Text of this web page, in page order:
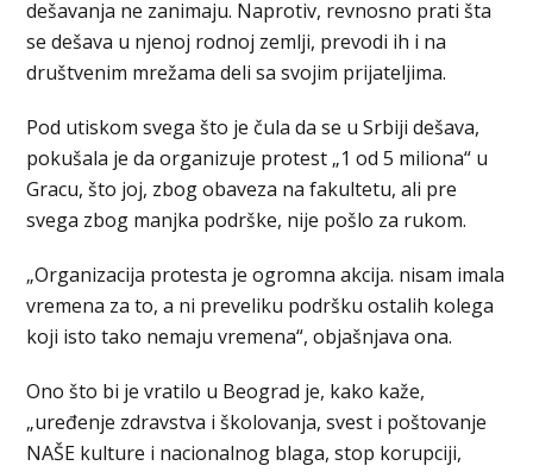
dešavanja ne zanimaju. Naprotiv, revnosno prati šta
se dešava u njenoj rodnoj zemlji, prevodi ih i na
društvenim mrežama deli sa svojim prijateljima.
Pod utiskom svega što je čula da se u Srbiji dešava,
pokušala je da organizuje protest „1 od 5 miliona“ u
Gracu, što joj, zbog obaveza na fakultetu, ali pre
svega zbog manjka podrške, nije pošlo za rukom.
„Organizacija protesta je ogromna akcija. nisam imala
vremena za to, a ni preveliku podršku ostalih kolega
koji isto tako nemaju vremena“, objašnjava ona.
Ono što bi je vratilo u Beograd je, kako kaže,
„uređenje zdravstva i školovanja, svest i poštovanje
NAŠE kulture i nacionalnog blaga, stop korupciji,